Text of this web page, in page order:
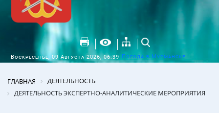
Воскресенье, 09 Августа 2026, 06:39 Погода в Мурманске
ГЛАВНАЯ
ДЕЯТЕЛЬНОСТЬ
ДЕЯТЕЛЬНОСТЬ ЭКСПЕРТНО-АНАЛИТИЧЕСКИЕ МЕРОПРИЯТИЯ